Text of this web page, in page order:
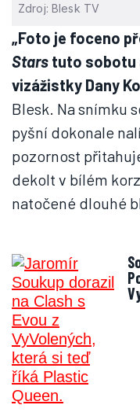
Zdroj: Blesk TV
„Foto je foceno
Stars tuto sobotu
vizážistky Dany
Blesk. Na snímku
pyšní dokonale
pozornost
dekolt v bílém
natočené dlouhé